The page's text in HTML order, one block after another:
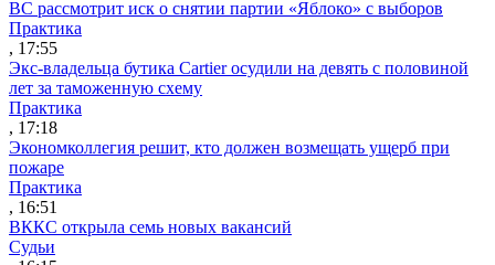
ВС рассмотрит иск о снятии партии «Яблоко» с выборов
Практика
, 17:55
Экс-владельца бутика Cartier осудили на девять с половиной
лет за таможенную схему
Практика
, 17:18
Экономколлегия решит, кто должен возмещать ущерб при
пожаре
Практика
, 16:51
ВККС открыла семь новых вакансий
Судьи